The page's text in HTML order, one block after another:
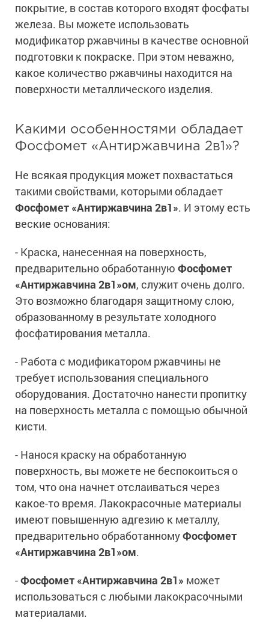
покрытие, в состав которого входят фосфаты
железа. Вы можете использовать
модификатор ржавчины в качестве основной
подготовки к покраске. При этом неважно,
какое количество ржавчины находится на
поверхности металлического изделия.
Какими особенностями обладает
Фосфомет «Антиржавчина 2в1»?
Не всякая продукция может похвастаться
такими свойствами, которыми обладает
Фосфомет «Антиржавчина 2в1». И этому есть
веские основания:
- Краска, нанесенная на поверхность,
предварительно обработанную Фосфомет
«Антиржавчина 2в1»ом, служит очень долго.
Это возможно благодаря защитному слою,
образованному в результате холодного
фосфатирования металла.
- Работа с модификатором ржавчины не
требует использования специального
оборудования. Достаточно нанести пропитку
на поверхность металла с помощью обычной
кисти.
- Нанося краску на обработанную
поверхность, вы можете не беспокоиться о
том, что она начнет отслаиваться через
какое-то время. Лакокрасочные материалы
имеют повышенную адгезию к металлу,
предварительно обработанномуФосфомет
«Антиржавчина 2в1»ом.
-Фосфомет «Антиржавчина 2в1» может
использоваться с любыми лакокрасочными
материалами.